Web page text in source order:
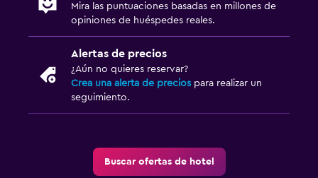
Mira las puntuaciones basadas en millones de
opiniones de huéspedes reales.
Alertas de precios
¿Aún no quieres reservar?
Crea una alerta de precios para realizar un
seguimiento.
Buscar ofertas de hotel